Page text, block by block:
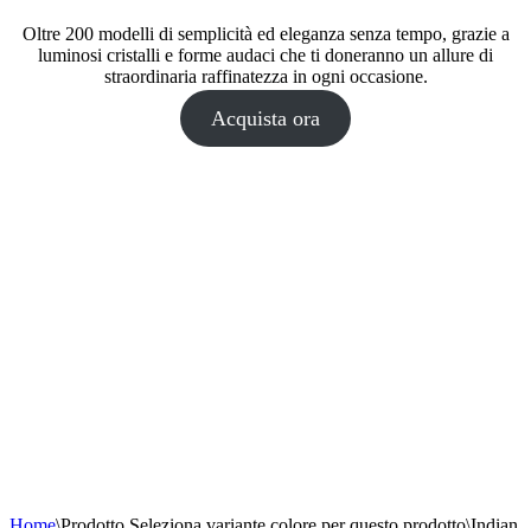
Oltre 200 modelli di semplicità ed eleganza senza tempo, grazie a
luminosi cristalli e forme audaci che ti doneranno un allure di
straordinaria raffinatezza in ogni occasione.
Acquista ora